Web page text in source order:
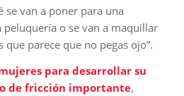
se van a poner para una
peluquería o se van a maquillar
que parece que no pegas ojo”.
para desarrollar su
de fricción importante,